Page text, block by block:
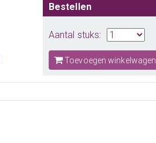
Bestellen
Aantal stuks:
Toevoegen winkelwagen